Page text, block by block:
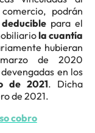
podrán
para el
la cuantía
hubieran
de 2020
en los
de 2021. Dicha
de 2021.
cobro